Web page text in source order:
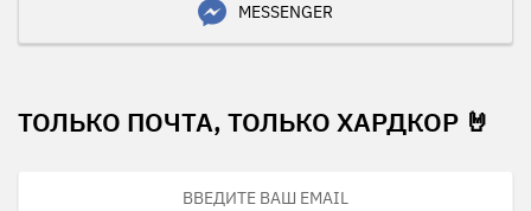
MESSENGER
ТОЛЬКО ПОЧТА, ТОЛЬКО ХАРДКОР 🤘